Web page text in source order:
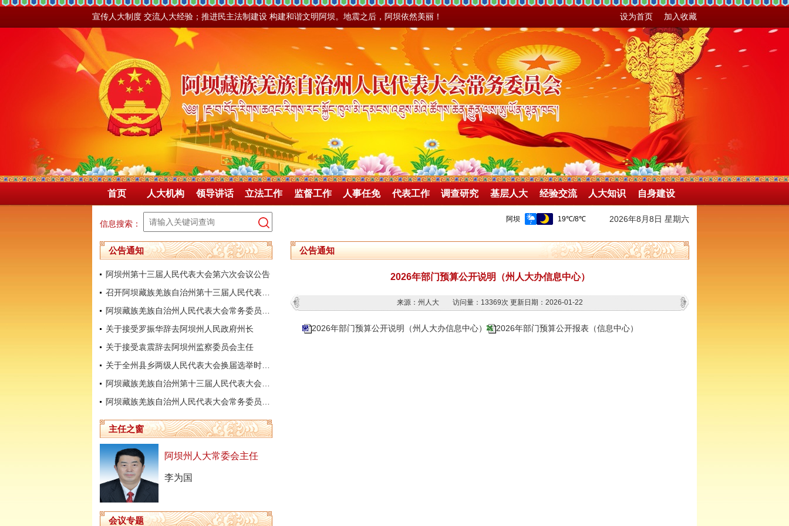
宣传人大制度 交流人大经验；推进民主法制建设 构建和谐文明阿坝。地震之后，阿坝依然美丽！ 设为首页 加入收藏
首页 人大机构 领导讲话 立法工作 监督工作 人事任免 代表工作 调查研究 基层人大 经验交流 人大知识 自身建设
信息搜索： 2026年8月8日 星期六
公告通知
阿坝州第十三届人民代表大会第六次会议公告
关于接受罗振华辞去阿坝州人民政府州长
关于接受袁震辞去阿坝州监察委员会主任
主任之窗
阿坝州人大常委会主任
李为国
会议专题
公告通知
2026年部门预算公开说明（州人大办信息中心）
来源：州人大 访问量： 13369次 更新日期：2026-01-22
2026年部门预算公开说明（州人大办信息中心） 2026年部门预算公开报表（信息中心）